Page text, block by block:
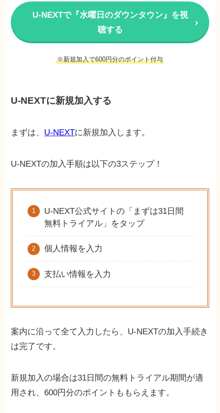
U-NEXTで『水曜日のダウンタウン』を視
聴する
※新規加入で600円分のポイント付与
U-NEXTに新規加入する
まずは、 U-NEXTに新規加入します。
U-NEXTの加入手順は以下の3ステップ！
U-NEXT公式サイトの「まずは31日間
無料トライアル」をタップ
個人情報を入力
支払い情報を入力
案内に沿って全て入力したら、U-NEXTの加入手続き
は完了です。
新規加入の場合は31日間の無料トライアル期間が適
用され、600円分のポイントももらえます。